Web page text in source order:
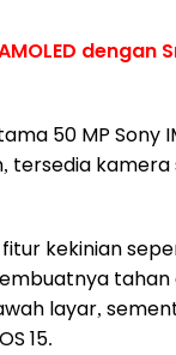
dengan
50 MP Sony
kamera
kekinian
layar,
15.